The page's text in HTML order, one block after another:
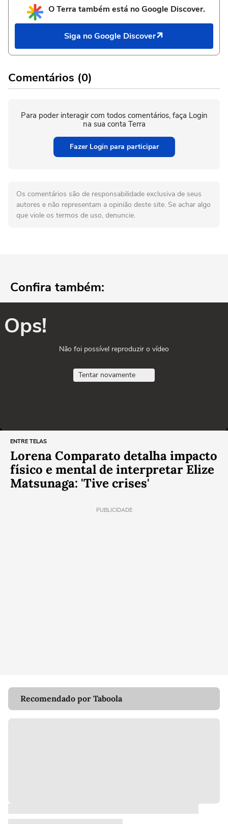
O Terra também está no Google Discover.
Siga no Google Discover
Comentários (0)
Para poder interagir com todos comentários, faça Login
na sua conta Terra
Fazer Login para participar
Os comentários são de responsabilidade exclusiva de seus
autores e não representam a opinião deste site. Se achar algo
que viole os termos de uso, denuncie.
Confira também:
Ops!
Não foi possível reproduzir o vídeo
Tentar novamente
ENTRE TELAS
Lorena Comparato detalha impacto
físico e mental de interpretar Elize
Matsunaga: 'Tive crises'
PUBLICIDADE
Recomendado por Taboola